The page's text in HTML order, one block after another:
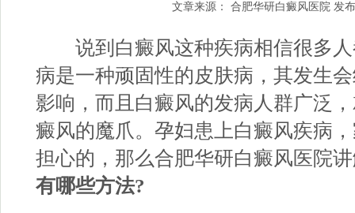
文章来源： 合肥华研白癜风医院 发
说到白癜风这种疾病相信很多人
病是一种顽固性的皮肤病，其发生
影响，而且白癜风的发病人群广泛
癜风的魔爪。孕妇患上白癜风疾病
担心的，那么合肥华研白癜风医院
有哪些方法?